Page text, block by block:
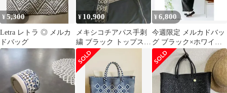
¥5,300
Letra レトラ ◎ メルカ
ドバッグ
¥ 10,900
メキシコチアパス手刺
繍 ブラック トップス
M プエブラ 伝統ハ
ンドメイド 手仕事
¥ 6,800
今週限定 メルカドバッ
グ ブラック×ホワイト
幾何学模様 オルネドフ
ォイユ